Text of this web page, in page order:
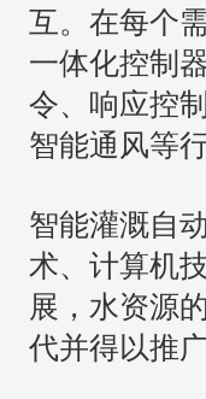
互。在每个
一体化控制
令、响应控
智能通风等
智能灌溉自
术、计算机
展，水资源
代并得以推